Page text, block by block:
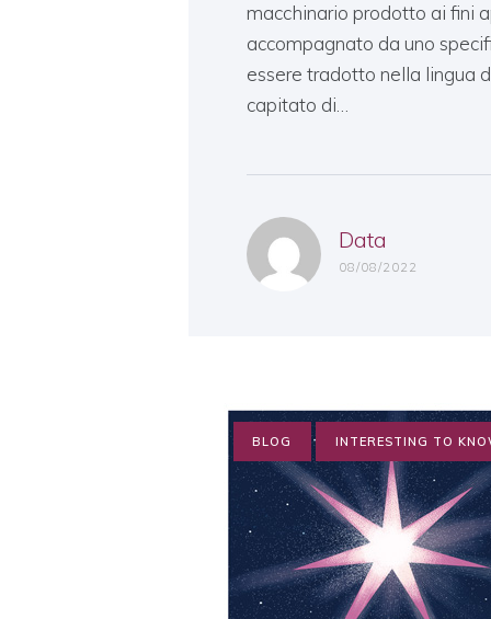
macchinario prodotto ai fini
accompagnato da uno
essere tradotto nella lingua
capitato di…
Data
08/08/2022
BLOG INTERESTING TO